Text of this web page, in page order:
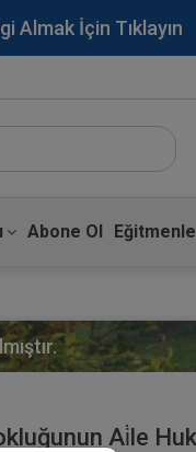
Almak İçin Tıklayın
Abone Ol
Ai̇le